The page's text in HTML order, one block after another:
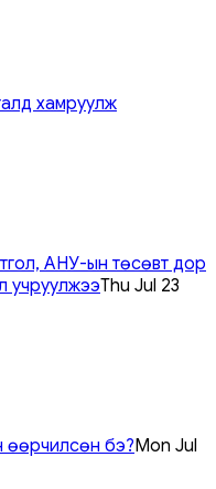
хамруулж
АНУ-ын төсөвт дор
учруулжээThu Jul 23
өөрчилсөн бэ?Mon Jul